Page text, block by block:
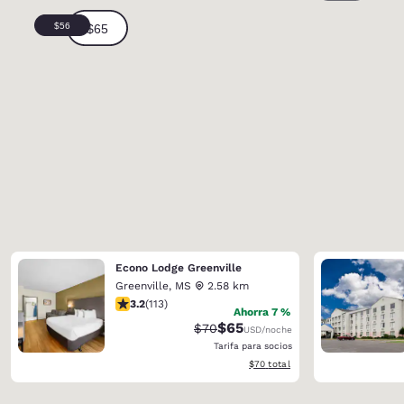
Econo Lodge Greenville
Greenville, MS
2.58 km
calificación de 3.24 estrellas. Bueno. 113 reseñas
3.2(113)
Ahorra 7 %
Precio tachado:
$70Precio con descuento:
$65USD/noche
Tarifa para socios
Ver detalles del total estimado
$70 total